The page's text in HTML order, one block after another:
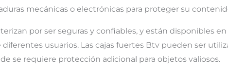
mecánicas o electrónicas para proteger su
por ser seguras y confiables, y están disponibles
usuarios. Las cajas fuertes Btv pueden ser
se requiere protección adicional para objetos valiosos.